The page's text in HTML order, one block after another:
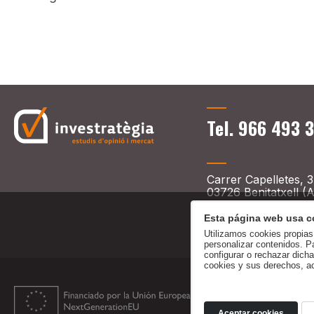
Tel. 966 493
Carrer Capelletes,
03726 Benitatxell
Esta página web usa
Utilizamos cookies
personalizar contenidos.
configurar o rechazar
cookies y sus derechos,